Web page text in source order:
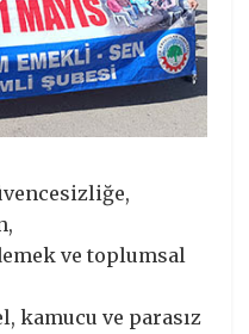
ve toplumsal
kamucu ve parasız